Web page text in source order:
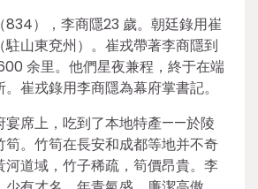
834），李商隱23 歲。朝廷錄用崔
山東兗州）。崔戎帶著李商隱到
余里。他們星夜兼程，終于在端
崔戎錄用李商隱為幕府掌書記。
宴席上，吃到了本地特產——於陵
筍。竹筍在長安和成都等地并不奇
道域，竹子稀疏，筍價昂貴。李